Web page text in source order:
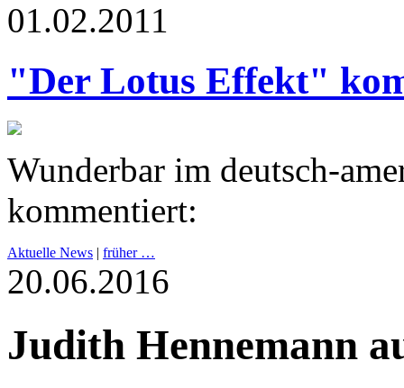
01.02.2011
"Der Lotus Effekt"
Wunderbar im deutsch-
kommentiert:
Aktuelle News | früher …
20.06.2016
Judith Hennemann